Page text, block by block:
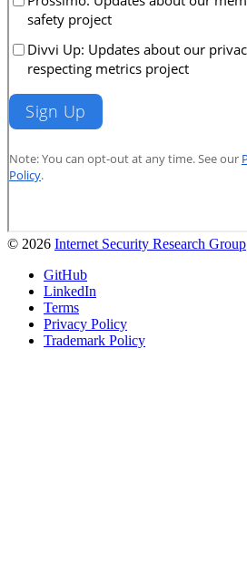
© 2026 Internet Security Research Group
GitHub
LinkedIn
Terms
Privacy Policy
Trademark Policy